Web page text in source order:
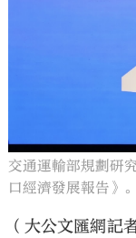
交通運輸部規劃研
口經濟發展報告》
（大公文匯網記